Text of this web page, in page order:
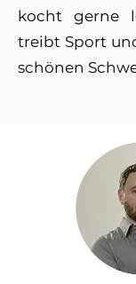
kocht gerne
treibt Sport
schönen